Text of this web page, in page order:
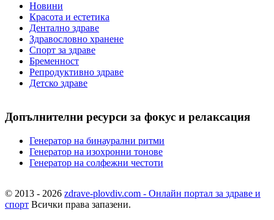
Новини
Красота и естетика
Дентално здраве
Здравословно хранене
Спорт за здраве
Бременност
Репродуктивно здраве
Детско здраве
Допълнителни ресурси за фокус и релаксация
Генератор на бинаурални ритми
Генератор на изохронни тонове
Генератор на солфежни честоти
© 2013 - 2026 zdrave-plovdiv.com - Онлайн портал за здраве и
спорт Всички права запазени.